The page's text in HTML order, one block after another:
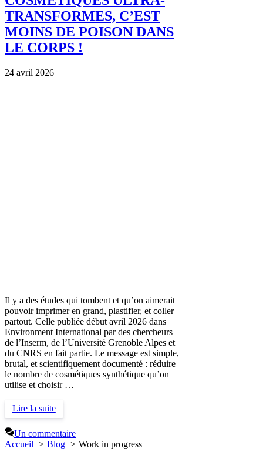
TRANSFORMES, C’EST
MOINS DE POISON DANS
LE CORPS !
24 avril 2026
Il y a des études qui tombent et qu’on aimerait
pouvoir imprimer en grand, plastifier, et coller
partout. Celle publiée début avril 2026 dans
Environment International par des chercheurs
de l’Inserm, de l’Université Grenoble Alpes et
du CNRS en fait partie. Le message est simple,
brutal, et scientifiquement documenté : réduire
le nombre de cosmétiques synthétique qu’on
utilise et choisir …
Lire la suite
Un commentaire
Accueil
Blog Work in progress